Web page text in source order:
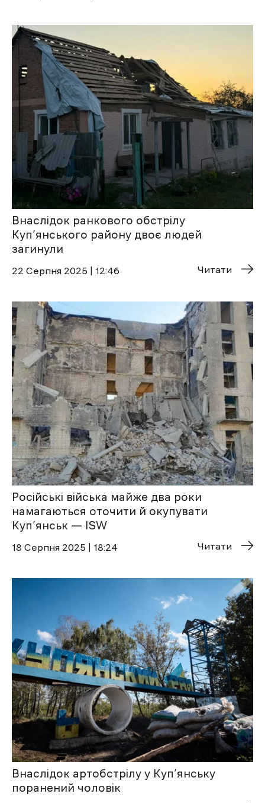
Внаслідок ранкового обстрілу
Куп’янського району двоє людей
загинули
22 Cерпня 2025 | 12:46 Читати
Російські війська майже два роки
намагаються оточити й окупувати
Куп’янськ — ISW
18 Cерпня 2025 | 18:24 Читати
Внаслідок артобстрілу у Куп’янську
поранений чоловік